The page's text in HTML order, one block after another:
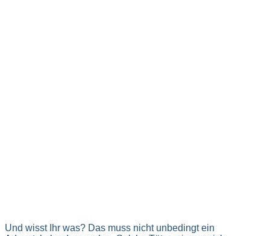
Und wisst Ihr was? Das muss nicht unbedingt ein